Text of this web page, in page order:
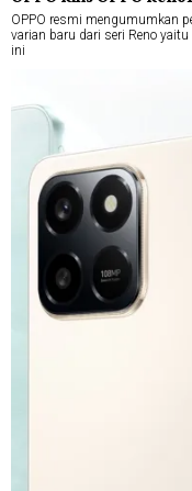
OPPO resmi mengumumkan
varian baru dari seri Reno yaitu
ini